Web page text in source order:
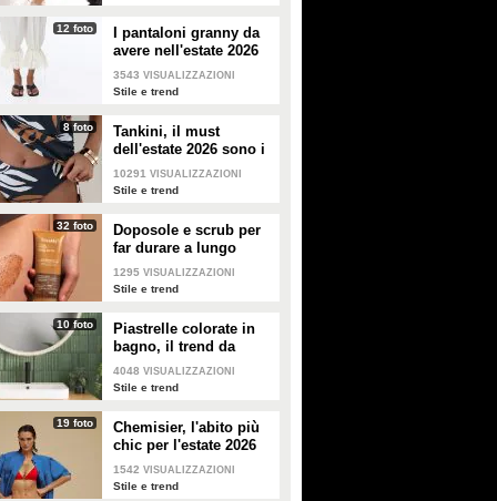
12 foto
I pantaloni granny da
avere nell'estate 2026
3543 VISUALIZZAZIONI
Stile e trend
8 foto
Tankini, il must
dell'estate 2026 sono i
costumi con la canotta
10291 VISUALIZZAZIONI
Stile e trend
32 foto
Doposole e scrub per
far durare a lungo
l'abbronzatura in estate
1295 VISUALIZZAZIONI
Stile e trend
10 foto
Piastrelle colorate in
bagno, il trend da
seguire in casa
4048 VISUALIZZAZIONI
Stile e trend
19 foto
Chemisier, l'abito più
chic per l'estate 2026
1542 VISUALIZZAZIONI
Stile e trend